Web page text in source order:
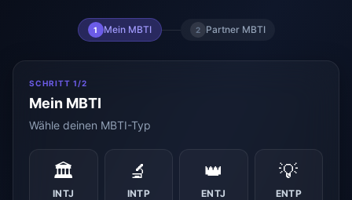
1 Mein MBTI 2 Partner MBTI
SCHRITT 1/2
Mein MBTI
Wähle deinen MBTI-Typ
🏛️
INTJ
🔬
INTP
👑
ENTJ
💡
ENTP